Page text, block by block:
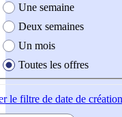
Une semaine
Deux semaines
Un mois
Toutes les offres
le filtre de date de